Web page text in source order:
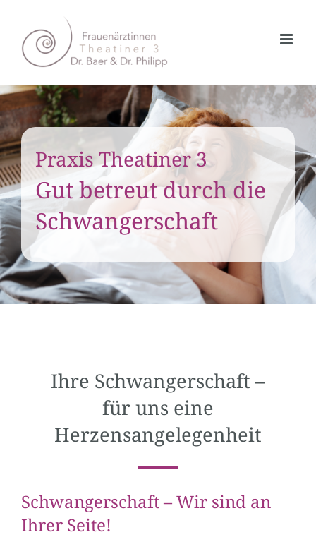
springen
Praxis Theatiner 3
Gut betreut durch die
Schwangerschaft
Ihre Schwangerschaft –
für uns eine
Herzensangelegenheit
Schwangerschaft – Wir sind an
Ihrer Seite!